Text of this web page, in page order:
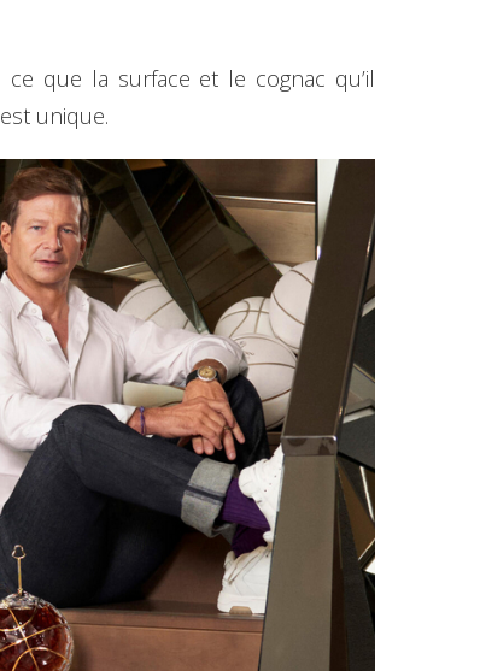
que la surface et le cognac qu’il
unique.